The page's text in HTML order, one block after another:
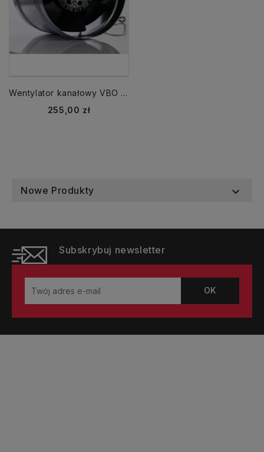
Wentylator kanałowy VBO fi 150 mm wysokotemperaturowy do 70ºC kominkowy 320m3/h
Cena
255,00 zł
Nowe Produkty 
Subskrybuj newsletter